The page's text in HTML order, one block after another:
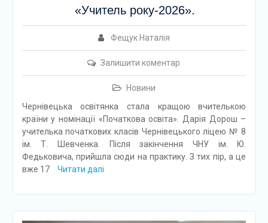
«Учитель року-2026».
Фещук Наталія
Залишити коментар
Новини
Чернівецька освітянка стала кращою вчителькою
країни у номінації «Початкова освіта». Дарія Дорош –
учителька початкових класів Чернівецького ліцею № 8
ім. Т. Шевченка. Після закінчення ЧНУ ім. Ю.
Федьковича, прийшла сюди на практику. З тих пір, а це
вже 17
Читати далі